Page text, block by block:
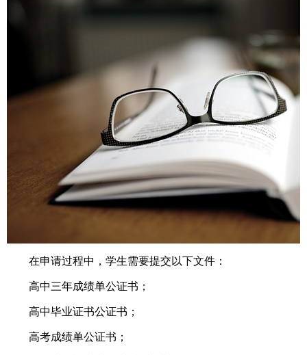
在申请过程中，学生需要提交以下文件：
高中三年成绩单公证书；
高中毕业证书公证书；
高考成绩单公证书；